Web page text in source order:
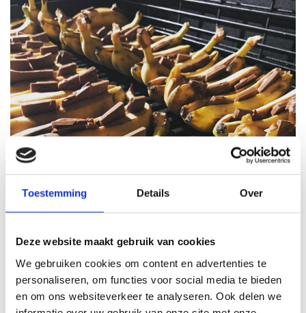
Toestemming Details Over
Deze website maakt gebruik van cookies
We gebruiken cookies om content en advertenties te
personaliseren, om functies voor social media te bieden
en om ons websiteverkeer te analyseren. Ook delen we
INCLUSIEF & EXTRA’S